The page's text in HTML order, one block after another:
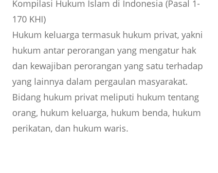
Kompilasi Hukum Islam di Indonesia (Pasal 1-
170 KHI)
Hukum keluarga termasuk hukum privat, yakni
hukum antar perorangan yang mengatur hak
dan kewajiban perorangan yang satu terhadap
yang lainnya dalam pergaulan masyarakat.
Bidang hukum privat meliputi hukum tentang
orang, hukum keluarga, hukum benda, hukum
perikatan, dan hukum waris.